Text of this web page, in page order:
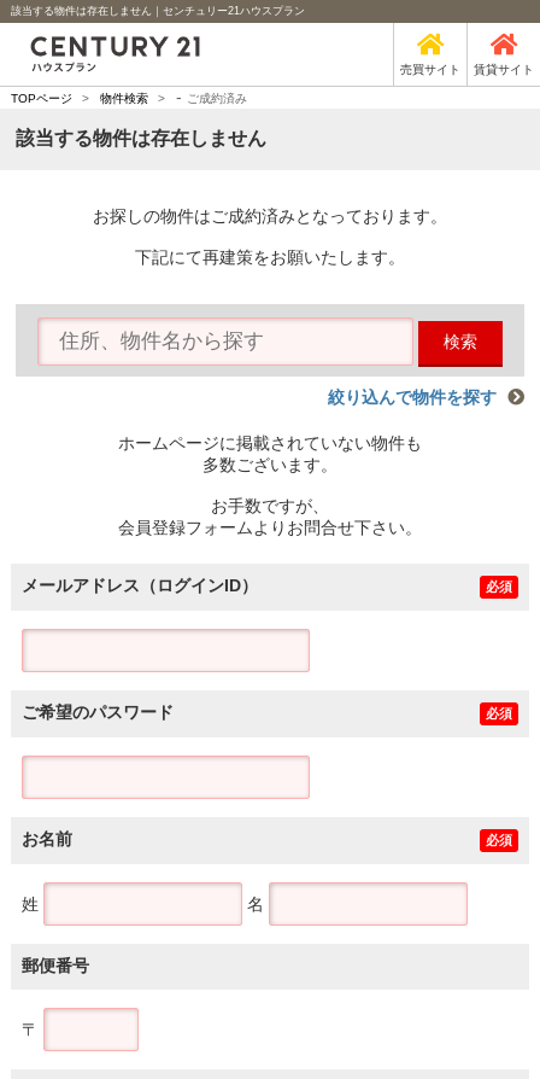
該当する物件は存在しません｜センチュリー21ハウスプラン
売買サイト 賃貸サイト
TOPページ > 物件検索 > - ご成約済み
該当する物件は存在しません
お探しの物件はご成約済みとなっております。
下記にて再建策をお願いたします。
検索
絞り込んで物件を探す
ホームページに掲載されていない物件も
多数ございます。
お手数ですが、
会員登録フォームよりお問合せ下さい。
メールアドレス（ログインID） 必須
ご希望のパスワード 必須
お名前 必須
姓 名
郵便番号
〒